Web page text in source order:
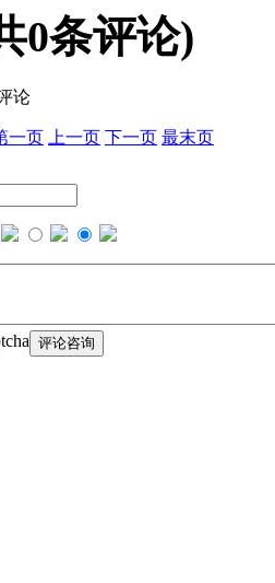
0条评论)
论
一页 上一页 下一页 最末页